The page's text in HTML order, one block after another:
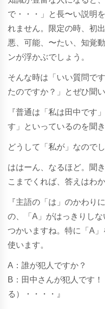
で・・・」と長〜い説明
れません。限定の時、初
悪、可能、〜たい、知覚
ンが浮かぶでしょう。
そんな時は「いい質問で
たのですか？」とぜひ聞
『普通は「私は田中です
す」といっているのを聞き
どうして「私が」なのでし
ははーん、なるほど。聞
こまでくれば、答えはわ
『主語の「は」のかわり
の、「A」がはっきりし
つかいますね。特に「A
使います。
A：誰が犯人ですか？
B：田中さんが犯人です
る）・・・・』